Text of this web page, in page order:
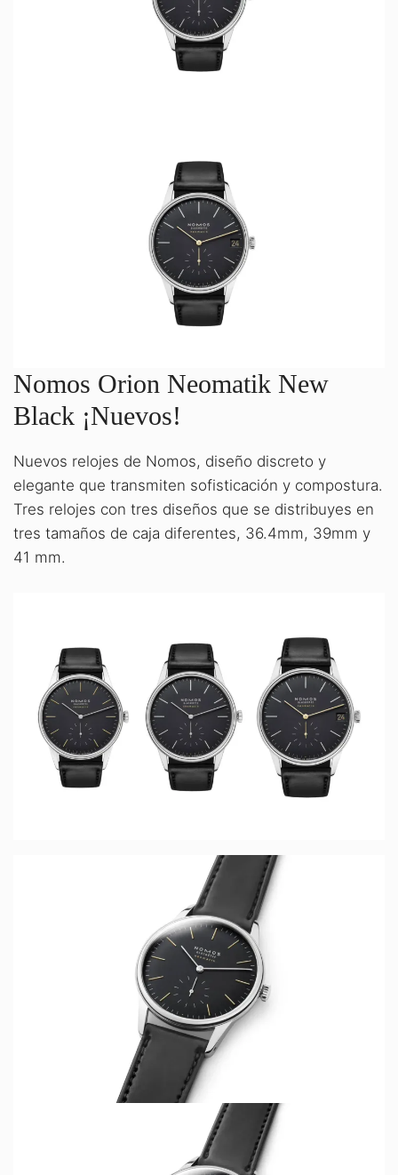
Nomos Orion Neomatik New
Black ¡Nuevos!
Nuevos relojes de Nomos, diseño discreto y
elegante que transmiten sofisticación y compostura.
Tres relojes con tres diseños que se distribuyes en
tres tamaños de caja diferentes, 36.4mm, 39mm y
41 mm.